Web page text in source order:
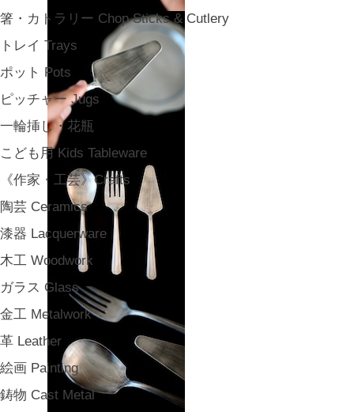
箸・カトラリー Chop Sticks & Cutlery
トレイ Trays
ポット Pots
ピッチャー Jugs
一輪挿し・花瓶
こども用 Kids Tableware
《作家・工芸》Crafts
陶芸 Ceramics
漆器 Lacquerware
木工 Woodwork
ガラス Glass
金工 Metalwork
革 Leather
絵画 Painting
鋳物 Cast Metal